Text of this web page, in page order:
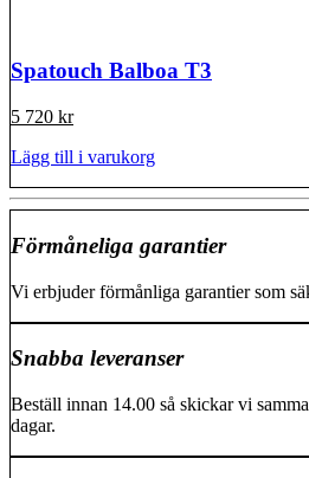
Spatouch Balboa T3
5 720 kr
Lägg till i varukorg
Förmåneliga garantier
Vi erbjuder förmånliga garantier som
Snabba leveranser
Beställ innan 14.00 så skickar vi
dagar.